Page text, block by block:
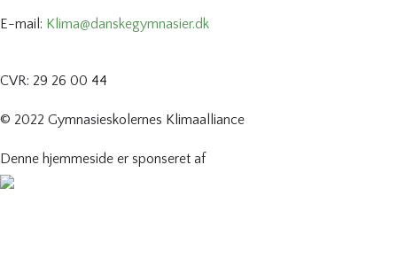
E-mail: Klima@danskegymnasier.dk
CVR: 29 26 00 44
© 2022 Gymnasieskolernes Klimaalliance
Denne hjemmeside er sponseret af